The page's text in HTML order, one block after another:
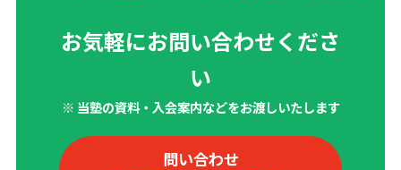
お気軽にお問い合わせくださ
い
※ 当塾の資料・入会案内などをお渡しいたします
問い合わせ